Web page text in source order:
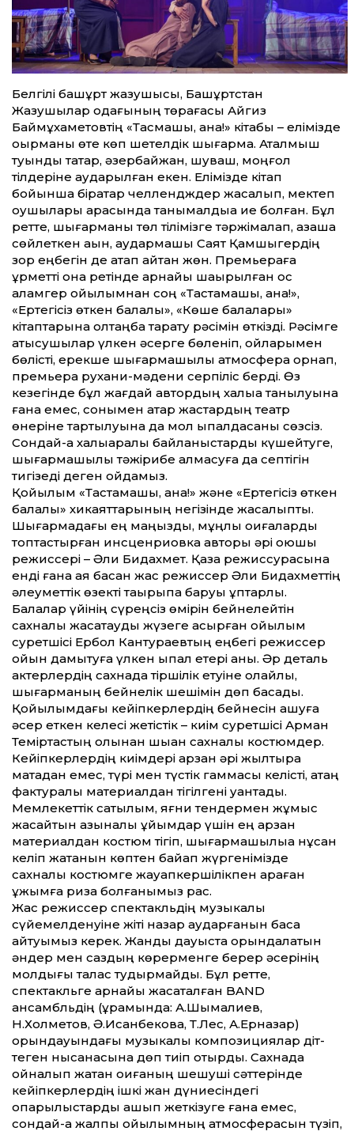
Белгілі башқұрт жазушысы, Башқұртстан
Жазушылар одағының төрағасы Айгиз
Баймұхаметовтің «Тасмашы, ана!» кітабы – елімізде
оқырманы өте көп шетелдік шығарма. Аталмыш
туынды татар, әзербайжан, шуваш, моңғол
тілдеріне аударылған екен. Елімізде кітап
бойынша бірқатар челлендждер жасалып, мектеп
оқушылары арасында танымалдыққа ие болған. Бұл
рет­те, шығарманы төл тілімізге тәржімалап, қазақша
сөйлеткен ақын, аудармашы Саят Қамшыгердің
зор еңбегін де атап айт­қан жөн. Премьераға
құрмет­ті қонақ ретінде арнайы шақырылған қос
қаламгер қойылымнан соң «Тастамашы, ана!»,
«Ертегісіз өткен балалық», «Көше балалары»
кітаптарына қолтаңба тарату рәсімін өткізді. Рәсімге
қатысушылар үлкен әсерге бөленіп, ойларымен
бөлісті, ерекше шығармашылық атмосфера орнап,
премьера рухани-мәдени серпіліс берді. Өз
кезегінде бұл жағдай автордың халыққа танылуына
ғана емес, сонымен қатар жастардың театр
өнеріне тартылуына да мол ықпалдасқаны сөзсіз.
Сондай-ақ халықаралық байланыстарды күшейтуге,
шығармашылық тәжірибе алмасуға да септігін
тигізеді деген ойдамыз.
Қойылым «Тастамашы, ана!» және «Ертегісіз өткен
балалық» хикаят­тарының негізінде жасалыпты.
Шығармадағы ең маңызды, мұңлы оқиғаларды
топтастырған инсценриовка авторы әрі қоюшы
режиссері – Әли Бидахмет. Қазақ режиссурасына
енді ғана аяқ басқан жас режиссер Әли Бидахмет­тің
әлеумет­тік өзекті тақырыпқа баруы құптарлық.
Балалар үйінің сүреңсіз өмірін бейнелейтін
сахналық жасақтауды жүзеге асырған қойылым
суретшісі Ербол Кантураевтың еңбегі режиссер
ойын дамытуға үлкен ықпал етері анық. Әр деталь
актерлердің сахнада тіршілік етуіне қолайлы,
шығарманың бейнелік шешімін дөп басады.
Қойылымдағы кейіпкерлердің бейнесін ашуға
әсер еткен келесі жетістік – киім суретшісі Арман
Теміртастың қолынан шыққан сахналық костюмдер.
Кейіпкерлердің киімдері арзан әрі жылтырақ
матадан емес, түрі мен түстік гаммасы келісті, қатаң
фактуралы материалдан тігілгені қуантады.
Мемлекет­тік сатылым, яғни тендермен жұмыс
жасайтын қазыналық ұйымдар үшін ең арзан
материалдан костюм тігіп, шығармашылыққа нұқсан
келіп жатқанын көптен байқап жүргенімізде
сахналық костюмге жауапкершілікпен қараған
ұжымға риза болғанымыз рас.
Жас режиссер спектакльдің музыкалық
сүйемелденуіне жіті назар аударғанын баса
айтуымыз керек. Жанды дауыста орындалатын
әндер мен саздың көрерменге берер әсерінің
молдығы талас тудырмайды. Бұл рет­те,
спектакльге арнайы жасақталған BAND
ансамбльдің (құрамында: А.Шымалиев,
Н.Холметов, Ә.Исанбекова, Т.Лес, А.Ерназар)
орындауындағы музыкалық композициялар діт­
теген нысанасына дөп тиіп отырды. Сахнада
ойналып жатқан оқиғаның шешуші сәт­терінде
кейіпкерлердің ішкі жан дүниесіндегі
қопарылыстарды ашып жеткізуге ғана емес,
сондай-ақ жалпы қойылымның атмосферасын түзіп,